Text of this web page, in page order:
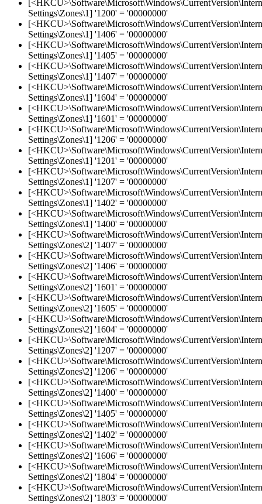
Settings\Zones\1] '1200' = '00000000'
Settings\Zones\1] '1406' = '00000000'
Settings\Zones\1] '1405' = '00000000'
Settings\Zones\1] '1407' = '00000000'
Settings\Zones\1] '1604' = '00000000'
Settings\Zones\1] '1601' = '00000000'
Settings\Zones\1] '1206' = '00000000'
Settings\Zones\1] '1201' = '00000000'
Settings\Zones\1] '1207' = '00000000'
Settings\Zones\1] '1402' = '00000000'
Settings\Zones\1] '1400' = '00000000'
Settings\Zones\2] '1407' = '00000000'
Settings\Zones\2] '1406' = '00000000'
Settings\Zones\2] '1601' = '00000000'
Settings\Zones\2] '1605' = '00000000'
Settings\Zones\2] '1604' = '00000000'
Settings\Zones\2] '1207' = '00000000'
Settings\Zones\2] '1206' = '00000000'
Settings\Zones\2] '1400' = '00000000'
Settings\Zones\2] '1405' = '00000000'
Settings\Zones\2] '1402' = '00000000'
Settings\Zones\2] '1606' = '00000000'
Settings\Zones\2] '1804' = '00000000'
Settings\Zones\2] '1803' = '00000000'